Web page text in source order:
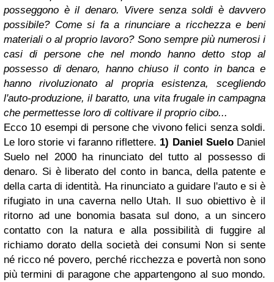
posseggono è il denaro. Vivere senza soldi è davvero
possibile? Come si fa a rinunciare a ricchezza e beni
materiali o al proprio lavoro? Sono sempre più numerosi i
casi di persone che nel mondo hanno detto stop al
possesso di denaro, hanno chiuso il conto in banca e
hanno rivoluzionato al propria esistenza, scegliendo
l'auto-produzione, il baratto, una vita frugale in campagna
che permettesse loro di coltivare il proprio cibo...
Ecco 10 esempi di persone che vivono felici senza soldi.
Le loro storie vi faranno riflettere. 1) Daniel Suelo Daniel
Suelo nel 2000 ha rinunciato del tutto al possesso di
denaro. Si è liberato del conto in banca, della patente e
della carta di identità. Ha rinunciato a guidare l'auto e si è
rifugiato in una caverna nello Utah. Il suo obiettivo è il
ritorno ad une bonomia basata sul dono, a un sincero
contatto con la natura e alla possibilità di fuggire al
richiamo dorato della società dei consumi Non si sente
né ricco né povero, perché ricchezza e povertà non sono
più termini di paragone che appartengono al suo mondo.